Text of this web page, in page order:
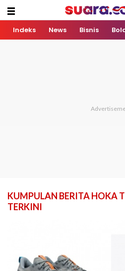
Indeks News Bisnis
KUMPULAN BERITA HOKA
TERKINI